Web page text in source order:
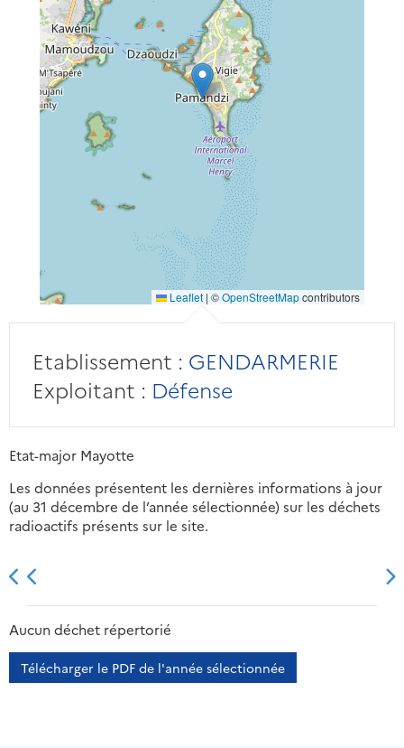
Leaflet | ©OpenStreetMapcontributors
Etablissement : GENDARMERIE
Exploitant : Défense
Etat-major Mayotte
Les données présentent les dernières informations à jour
(au 31 décembre de l’année sélectionnée) sur les déchets
radioactifs présents sur le site.
2013 2014
Aucun déchet répertorié
Télécharger le PDF de l'année sélectionnée